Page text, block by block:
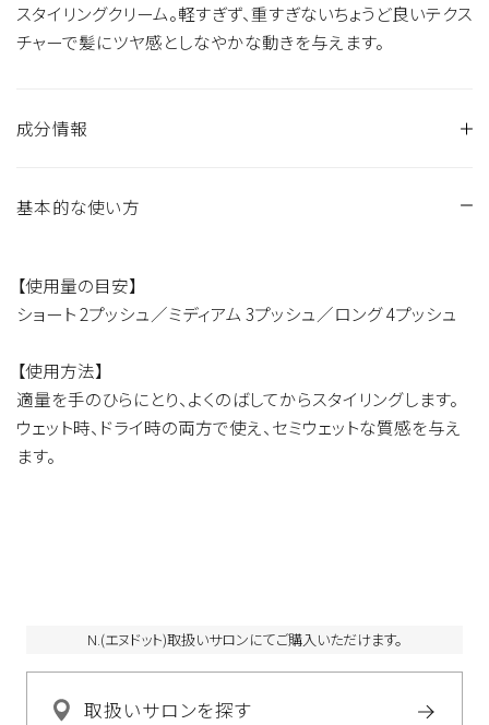
スタイリングクリーム。軽すぎず、重すぎないちょうど良いテクス
チャーで髪にツヤ感としなやかな動きを与えます。
成分情報
水、ミネラルオイル、BG、シア脂油、アストロカリウムムルムル
ジ葉エキス、タチジャコウソウ花／葉エキス、カニナバラ果実エ
キス、ラベンダー花エキス、ローズマリー葉エキス、（アクリル酸
マー、PEG－14M、（アクリレーツ／アクリル酸アルキル(C10－
30)）クロスポリマー、ヒドロキシプロピルデンプンリン酸、合成
モクロウ、グリセリン、エタノール、PPG－4セテス－1、セテス－
10、AMP、リン酸2Na、クエン酸、亜硫酸Na、EDTA－2Na、クロ
基本的な使い方
【使用量の目安】
ショート 2プッシュ／ミディアム 3プッシュ／ロング 4プッシュ
【使用方法】
適量を手のひらにとり、よくのばしてからスタイリングします。
ウェット時、ドライ時の両方で使え、セミウェットな質感を与え
ます。
N.(エヌドット)取扱いサロンにてご購入いただけます。
取扱いサロンを探す
気が全て排出されてからクリームが出てくる仕様にな